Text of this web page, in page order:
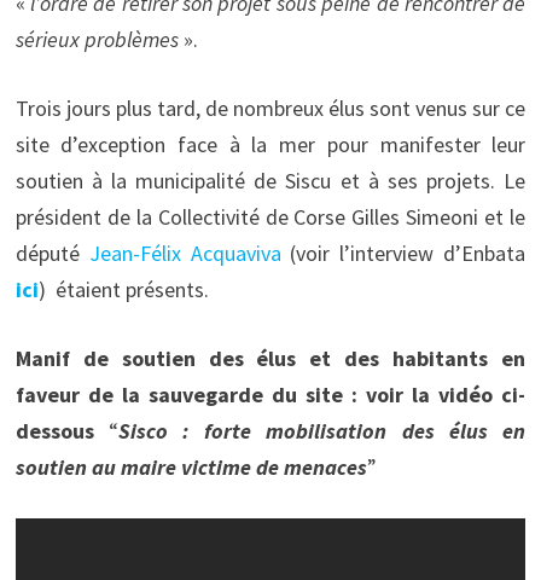
sérieux problèmes».
Trois jours plus tard, de nombreux élus sont venus sur ce
site d’exception face à la mer pour manifester leur
soutien à la municipalité de Siscu et à ses projets. Le
président de la Collectivité de Corse Gilles Simeoni et le
député Jean-Félix Acquaviva (voir l’interview d’Enbata
ici) étaient présents.
Manif de soutien des élus et des habitants en
faveur de la sauvegarde du site : voir la vidéo ci-
dessous“Sisco : forte mobilisation des élus en
soutien au maire victime de menaces”